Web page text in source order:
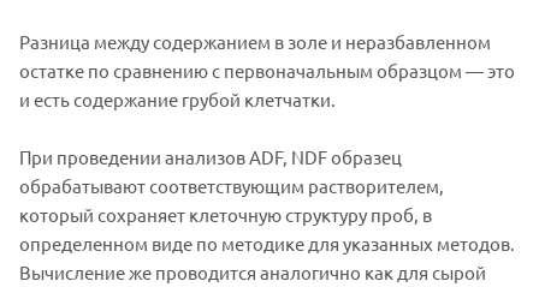
Разница между содержанием в золе и неразбавленном
остатке по сравнению с первоначальным образцом — это
и есть содержание грубой клетчатки.
При проведении анализов ADF, NDF образец
обрабатывают соответствующим растворителем,
который сохраняет клеточную структуру проб, в
определенном виде по методике для указанных методов.
Вычисление же проводится аналогично как для сырой